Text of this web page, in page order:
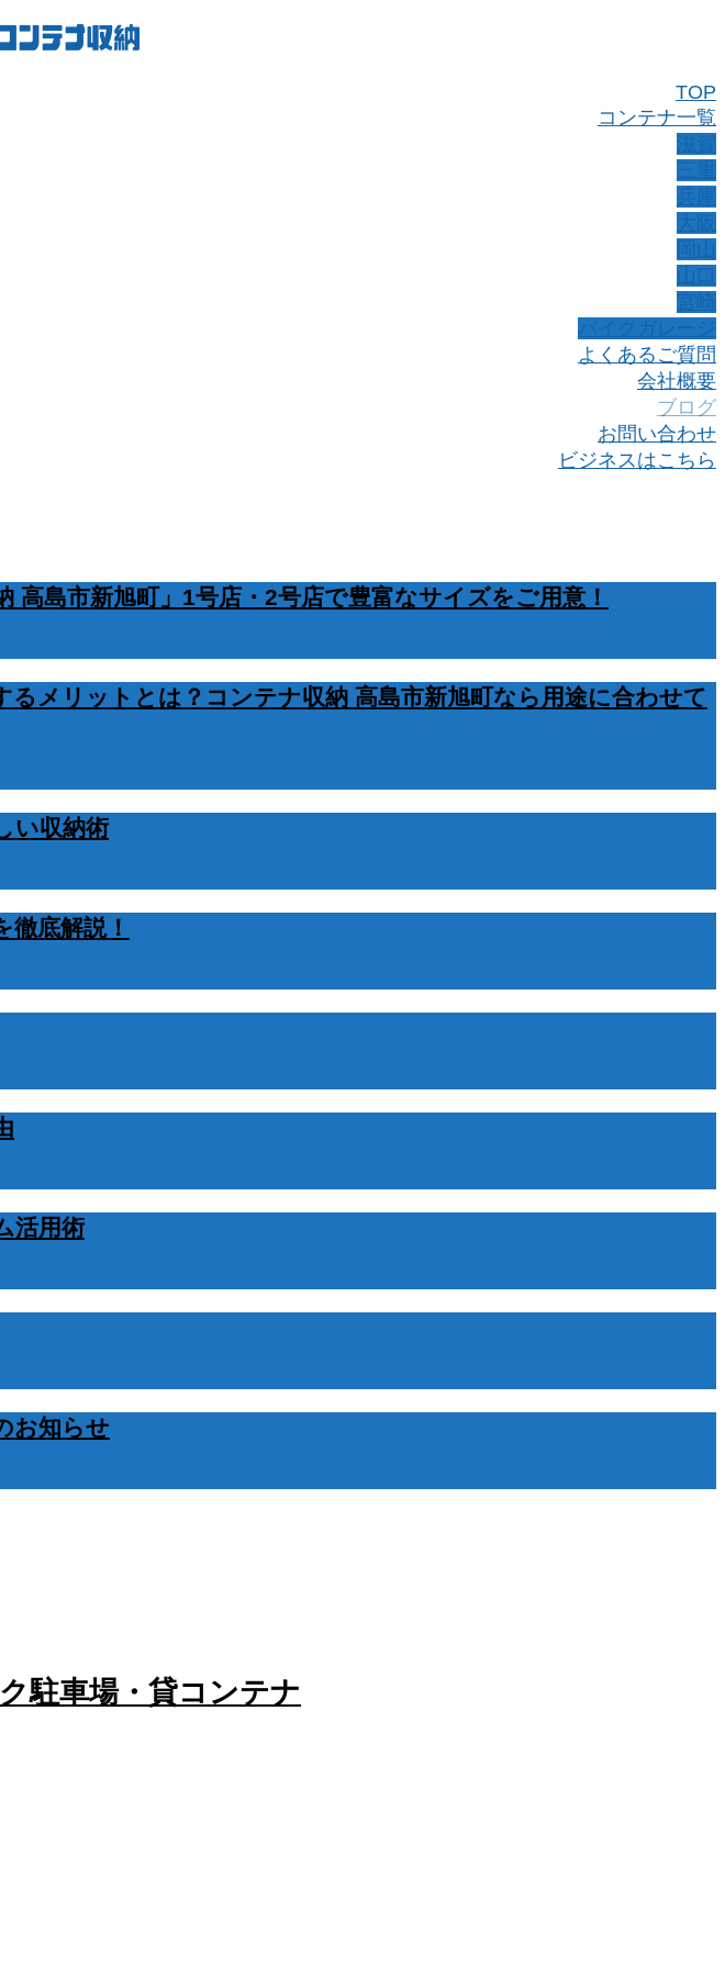
TOP
コンテナ一覧
よくあるご質問
会社概要
ブログ
お問い合わせ
ビジネスはこちら
島市新旭町」1号店・2号店で豊富なサイズをご用意！
メリットとは？コンテナ収納 高島市新旭町なら用途に合わせて
い収納術
底解説！
活用術
お知らせ